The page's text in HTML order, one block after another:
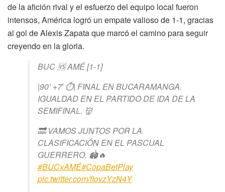
de la afición rival y el esfuerzo del equipo local fueron
intensos, América logró un empate valioso de 1-1, gracias
al gol de Alexis Zapata que marcó el camino para seguir
creyendo en la gloria.
BUC 🆚 AMÉ [1-1]
|90’ +7′ ⏱| FINAL EN BUCARAMANGA.
IGUALDAD EN EL PARTIDO DE IDA DE LA
SEMIFINAL. 👹
🔜 VAMOS JUNTOS POR LA
CLASIFICACIÓN EN EL PASCUAL
GUERRERO. 🏟️🔥
#BUCxAMÉ#CopaBetPlay
pic.twitter.com/flovzYzN4Y